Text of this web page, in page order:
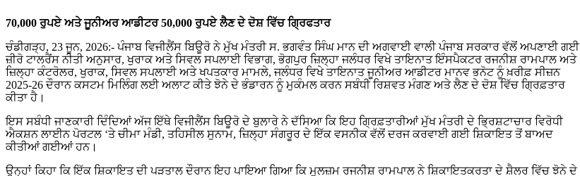
70,000 ਰੁਪਏ ਅਤੇ ਜੂਨੀਅਰ ਆਡੀਟਰ 50,000 ਰੁਪਏ ਲੈਣ ਦੇ ਦੋਸ਼ ਵਿੱਚ ਗ੍ਰਿਫਤਾਰ
ਚੰਡੀਗੜ੍ਹ, 23 ਜੂਨ, 2026:- ਪੰਜਾਬ ਵਿਜੀਲੈਂਸ ਬਿਊਰੋ ਨੇ ਮੁੱਖ ਮੰਤਰੀ ਸ. ਭਗਵੰਤ ਸਿੰਘ ਮਾਨ ਦੀ ਅਗਵਾਈ ਵਾਲੀ ਪੰਜਾਬ ਸਰਕਾਰ ਵੱਲੋਂ ਅਪਣਾਈ ਗਈ
ਜ਼ੀਰੋ ਟਾਲਰੈਂਸ ਨੀਤੀ ਅਨੁਸਾਰ, ਖੁਰਾਕ ਅਤੇ ਸਿਵਲ ਸਪਲਾਈ ਵਿਭਾਗ, ਭੋਗਪੁਰ ਜ਼ਿਲ੍ਹਾ ਜਲੰਧਰ ਵਿਖੇ ਤਾਇਨਾਤ ਇੰਸਪੈਕਟਰ ਰਜਨੀਸ਼ ਰਾਮਪਾਲ ਅਤੇ
ਜ਼ਿਲ੍ਹਾ ਕੰਟਰੋਲਰ, ਖੁਰਾਕ, ਸਿਵਲ ਸਪਲਾਈ ਅਤੇ ਖਪਤਕਾਰ ਮਾਮਲੇ, ਜਲੰਧਰ ਵਿਖੇ ਤਾਇਨਾਤ ਜੂਨੀਅਰ ਆਡੀਟਰ ਮਾਨਵ ਭਨੋਟ ਨੂੰ ਖ਼ਰੀਫ਼ ਸੀਜ਼ਨ
2025-26 ਦੌਰਾਨ ਕਸਟਮ ਮਿਲਿੰਗ ਲਈ ਅਲਾਟ ਕੀਤੇ ਝੋਨੇ ਦੇ ਭੰਡਾਰਨ ਨੂੰ ਮੁਕੰਮਲ ਕਰਨ ਸਬੰਧੀ ਰਿਸ਼ਵਤ ਮੰਗਣ ਅਤੇ ਲੈਣ ਦੇ ਦੋਸ਼ ਵਿੱਚ ਗ੍ਰਿਫ਼ਤਾਰ
ਕੀਤਾ ਹੈ।
ਇਸ ਸਬੰਧੀ ਜਾਣਕਾਰੀ ਦਿੰਦਿਆਂ ਅੱਜ ਇੱਥੇ ਵਿਜੀਲੈਂਸ ਬਿਊਰੋ ਦੇ ਬੁਲਾਰੇ ਨੇ ਦੱਸਿਆ ਕਿ ਇਹ ਗ੍ਰਿਫ਼ਤਾਰੀਆਂ ਮੁੱਖ ਮੰਤਰੀ ਦੇ ਭ੍ਰਿਸ਼ਟਾਚਾਰ ਵਿਰੋਧੀ
ਐਕਸ਼ਨ ਲਾਈਨ ਪੋਰਟਲ ‘ਤੇ ਚੀਮਾ ਮੰਡੀ, ਤਹਿਸੀਲ ਸੁਨਾਮ, ਜ਼ਿਲ੍ਹਾ ਸੰਗਰੂਰ ਦੇ ਇੱਕ ਵਸਨੀਕ ਵੱਲੋਂ ਦਰਜ ਕਰਵਾਈ ਗਈ ਸ਼ਿਕਾਇਤ ਤੋਂ ਬਾਅਦ
ਕੀਤੀਆਂ ਗਈਆਂ ਹਨ।
ਉਨ੍ਹਾਂ ਕਿਹਾ ਕਿ ਇੱਕ ਸ਼ਿਕਾਇਤ ਦੀ ਪੜਤਾਲ ਦੌਰਾਨ ਇਹ ਪਾਇਆ ਗਿਆ ਕਿ ਮੁਲਜ਼ਮ ਰਜਨੀਸ਼ ਰਾਮਪਾਲ ਨੇ ਸ਼ਿਕਾਇਤਕਰਤਾ ਦੇ ਸ਼ੈਲਰ ਵਿੱਚ ਝੋਨੇ ਦੇ